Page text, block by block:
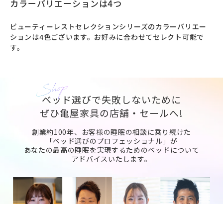
カラーバリエーションは4つ
ビューティーレストセレクションシリーズのカラーバリエー
ションは4色ございます。お好みに合わせてセレクト可能で
す。
ベッド選びで失敗しないために
ぜひ亀屋家具の店舗・セールへ!
創業約100年、お客様の睡眠の相談に乗り続けた
「ベッド選びのプロフェッショナル」が
あなたの最高の睡眠を実現するためのベッドについて
アドバイスいたします。